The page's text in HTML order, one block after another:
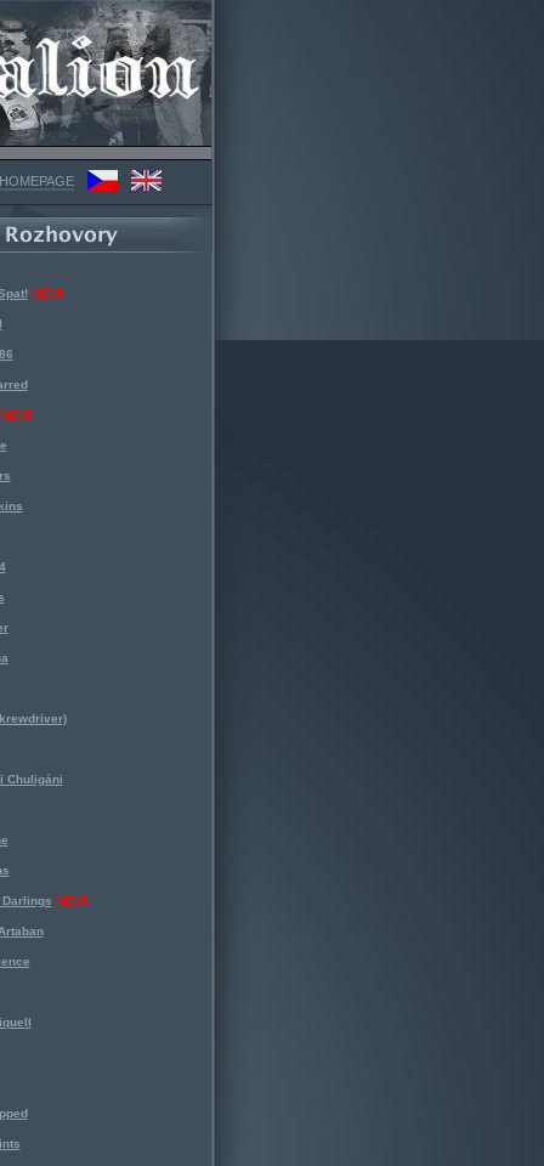
NEW!
Chuligáni
NEW!